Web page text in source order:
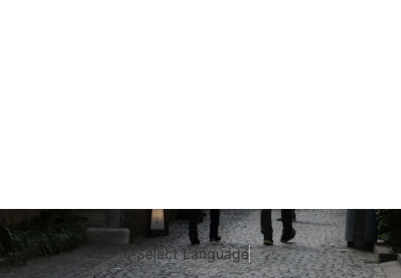
Select Language▼